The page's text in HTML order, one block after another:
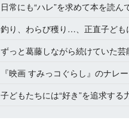
日常にも“ハレ”を求めて本を読ん
釣り、わらび穫り…、正直子ども
ずっと葛藤しながら続けていた
『映画 すみっコぐらし』のナレ
子どもたちには“好き”を追求する